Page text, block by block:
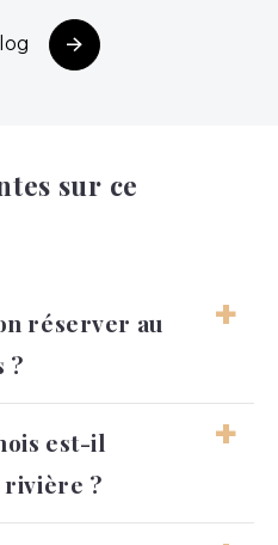
sur ce
réserver au
?
pouvez réserver
selon votre façon de
des emplacements
est-il
rivière ?